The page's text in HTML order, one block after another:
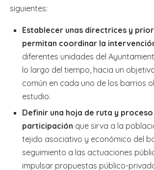
siguientes:
Establecer unas directrices y
permitan coordinar la
diferentes unidades del
lo largo del tiempo, hacia un
común en cada uno de los barrios
estudio.
Definir una hoja de ruta y
participación que sirva a la
tejido asociativo y económico del
seguimiento a las actuaciones
impulsar propuestas público-